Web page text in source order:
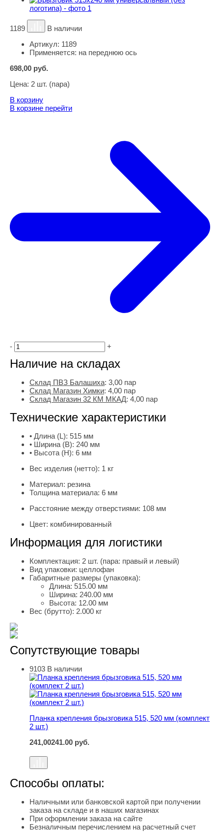
1189
В наличии
Артикул: 1189
Применяется: на переднюю ось
698,00 руб.
Цена: 2 шт. (пара)
В корзину
В корзине перейти
- +
Наличие на складах
Склад ПВЗ Балашиха: 3,00 пар
Склад Магазин Химки: 4,00 пар
Склад Магазин 32 КМ МКАД: 4,00 пар
Технические характеристики
• Длина (L): 515 мм
• Ширина (B): 240 мм
• Высота (H): 6 мм
Вес изделия (нетто): 1 кг
Материал: резина
Толщина материала: 6 мм
Расстояние между отверстиями: 108 мм
Цвет: комбинированный
Информация для логистики
Комплектация: 2 шт. (пара: правый и левый)
Вид упаковки: целлофан
Габаритные размеры (упаковка):
Длина: 515.00 мм
Ширина: 240.00 мм
Высота: 12.00 мм
Вес (брутто): 2.000 кг
Сопутствующие товары
Планка крепления брызговика 515, 520 мм (комплект 2
9103 В наличии
Планка крепления брызговика 515, 520 мм (комплект
2 шт.)
241,00241.00 руб.
Способы оплаты:
Наличными или банковской картой при получении
заказа на складе и в наших магазинах
При оформлении заказа на сайте
Безналичным перечислением на расчетный счет